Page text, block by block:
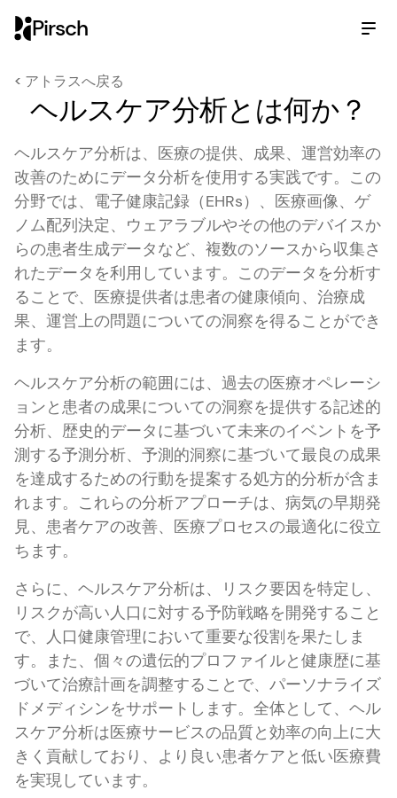
Pirsch
< アトラスへ戻る
ヘルスケア分析とは何か？
ヘルスケア分析は、医療の提供、成果、運営効率の
改善のためにデータ分析を使用する実践です。この
分野では、電子健康記録（EHRs）、医療画像、ゲ
ノム配列決定、ウェアラブルやその他のデバイスか
らの患者生成データなど、複数のソースから収集さ
れたデータを利用しています。このデータを分析す
ることで、医療提供者は患者の健康傾向、治療成
果、運営上の問題についての洞察を得ることができ
ます。
ヘルスケア分析の範囲には、過去の医療オペレーシ
ョンと患者の成果についての洞察を提供する記述的
分析、歴史的データに基づいて未来のイベントを予
測する予測分析、予測的洞察に基づいて最良の成果
を達成するための行動を提案する処方的分析が含ま
れます。これらの分析アプローチは、病気の早期発
見、患者ケアの改善、医療プロセスの最適化に役立
ちます。
さらに、ヘルスケア分析は、リスク要因を特定し、
リスクが高い人口に対する予防戦略を開発すること
で、人口健康管理において重要な役割を果たしま
す。また、個々の遺伝的プロファイルと健康歴に基
づいて治療計画を調整することで、パーソナライズ
ドメディシンをサポートします。全体として、ヘル
スケア分析は医療サービスの品質と効率の向上に大
きく貢献しており、より良い患者ケアと低い医療費
を実現しています。